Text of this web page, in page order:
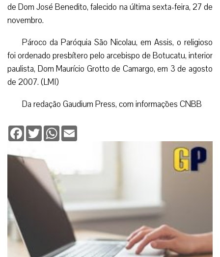
de Dom José Benedito, falecido na última sexta-feira, 27 de
novembro.
Pároco da Paróquia São Nicolau, em Assis, o religioso
foi ordenado presbítero pelo arcebispo de Botucatu, interior
paulista, Dom Maurício Grotto de Camargo, em 3 de agosto
de 2007. (LMI)
Da redação Gaudium Press, com informações CNBB
Facebook
TwitterWhatsApp